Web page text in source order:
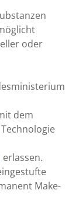
oder
dem
erlassen.
Make-